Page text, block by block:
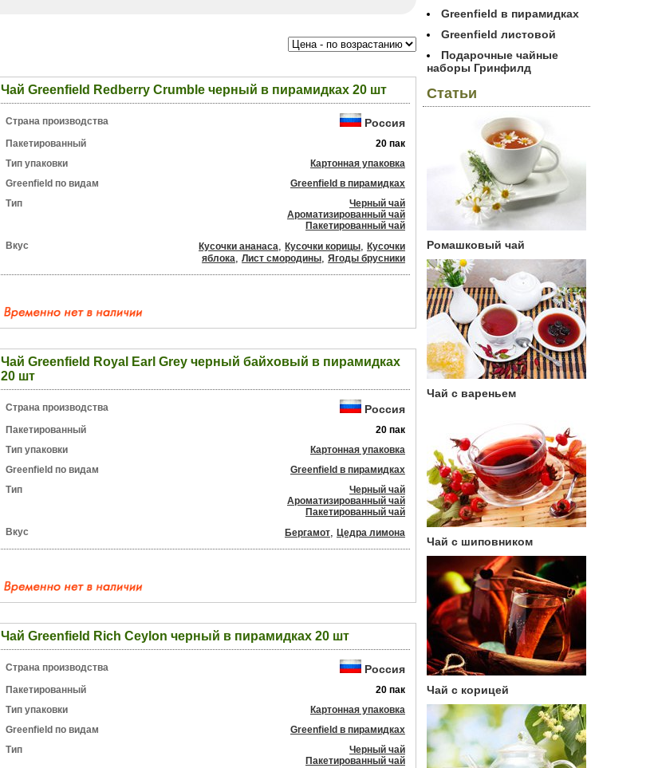
Чай Greenfield Redberry Crumble черный в пирамидках 20 шт
Страна производства Россия
Пакетированный
20 пак
Тип упаковки
Картонная упаковка
Greenfield по видам
Greenfield в пирамидках
Тип
Черный чай
Ароматизированный чай
Пакетированный чай
Вкус
Кусочки ананаса, Кусочки корицы, Кусочки
яблока, Лист смородины, Ягоды брусники
Чай Greenfield Royal Earl Grey черный байховый в пирамидках
20 шт
Страна производства Россия
Пакетированный
20 пак
Тип упаковки
Картонная упаковка
Greenfield по видам
Greenfield в пирамидках
Тип
Черный чай
Ароматизированный чай
Пакетированный чай
Вкус
Бергамот, Цедра лимона
Чай Greenfield Rich Ceylon черный в пирамидках 20 шт
Страна производства Россия
Пакетированный
20 пак
Тип упаковки
Картонная упаковка
Greenfield по видам
Greenfield в пирамидках
Тип
Черный чай
Пакетированный чай
Greenfield в пирамидках
Greenfield листовой
Подарочные чайные
наборы Гринфилд
Статьи
Ромашковый чай
Чай с вареньем
Чай с шиповником
Чай с корицей